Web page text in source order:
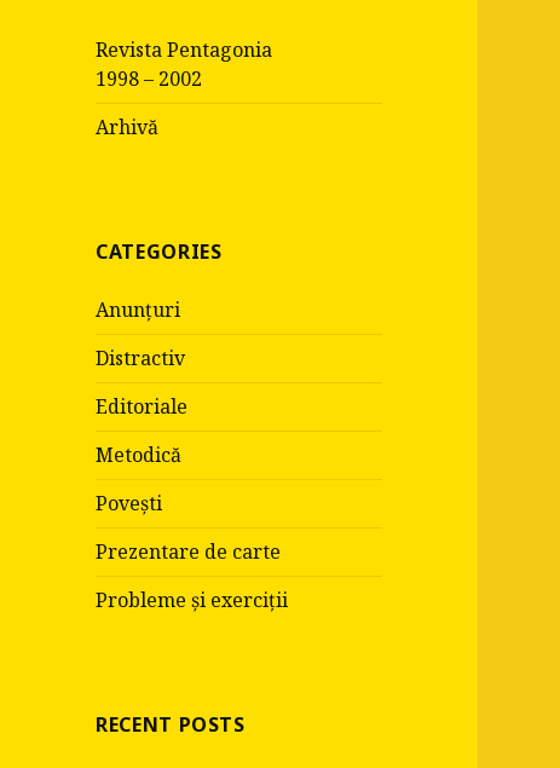
h
f
o
r
Revista Pentagonia
1998 – 2002
Arhivă
CATEGORIES
Anunțuri
Distractiv
Editoriale
Metodică
Povești
Prezentare de carte
Probleme și exerciții
RECENT POSTS